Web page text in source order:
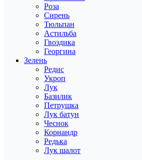
Роза
Сирень
Тюльпан
Астильба
Гвоздика
Георгина
Зелень
Редис
Укроп
Лук
Базилик
Петрушка
Лук батун
Чеснок
Кориандр
Редька
Лук шалот